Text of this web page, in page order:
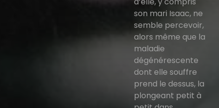
son mari Isaac, ne
semble percevoir,
alors même que la
maladie
dégénérescente
dont elle souffre
prend le dessus, la
plongeant petit à